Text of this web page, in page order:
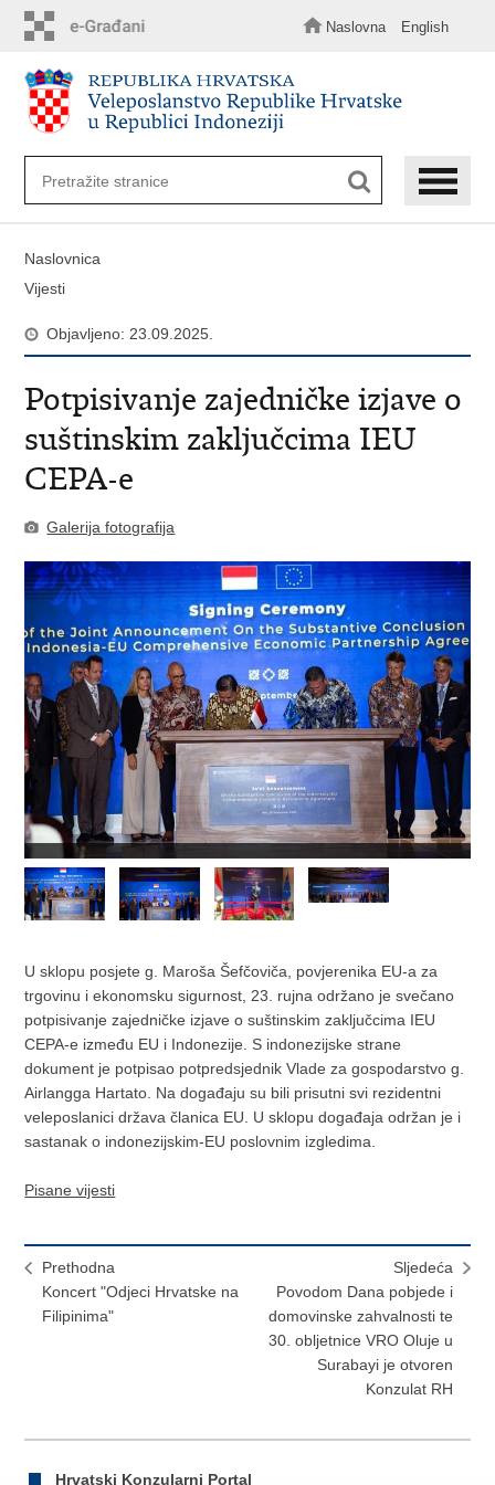
sadržaj
Naslovna English
Naslovnica
Vijesti
Objavljeno: 23.09.2025.
Potpisivanje zajedničke izjave o
suštinskim zaključcima IEU
CEPA-e
Galerija fotografija
U sklopu posjete g. Maroša Šefčoviča, povjerenika EU-a za
trgovinu i ekonomsku sigurnost, 23. rujna održano je svečano
potpisivanje zajedničke izjave o suštinskim zaključcima IEU
CEPA-e između EU i Indonezije. S indonezijske strane
dokument je potpisao potpredsjednik Vlade za gospodarstvo g.
Airlangga Hartato. Na događaju su bili prisutni svi rezidentni
veleposlanici država članica EU. U sklopu događaja održan je i
sastanak o indonezijskim-EU poslovnim izgledima.
Pisane vijesti
Prethodna
Koncert "Odjeci Hrvatske na
Filipinima"
Sljedeća
Povodom Dana pobjede i
domovinske zahvalnosti te
30. obljetnice VRO Oluje u
Surabayi je otvoren
Konzulat RH
Hrvatski Konzularni Portal